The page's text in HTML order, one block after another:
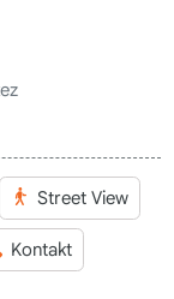
Street View
Kontakt